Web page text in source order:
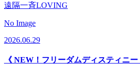
遠隔一斉LOVING
No Image
2026.06.29
《 NEW！フリーダムディスティニ